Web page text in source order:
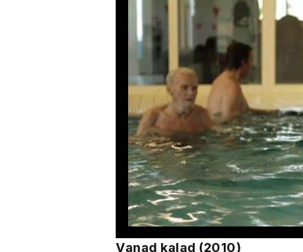
Vanad kalad (2010)